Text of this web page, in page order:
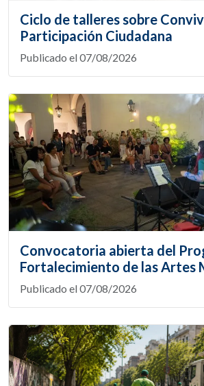
Ciclo de talleres sobre
Participación Ciudadana
Publicado el 07/08/2026
Convocatoria abierta del
Fortalecimiento de las Artes
Publicado el 07/08/2026